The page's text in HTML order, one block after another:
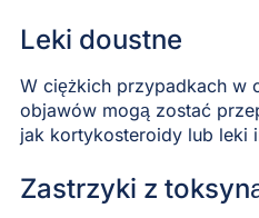
Leki doustne
W ciężkich przypadkach w
objawów mogą zostać
jak kortykosteroidy lub leki
Zastrzyki z